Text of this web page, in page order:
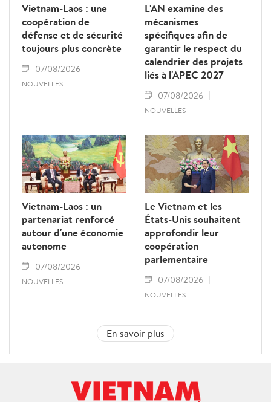
Vietnam-Laos : une
coopération de
défense et de sécurité
toujours plus concrète
07/08/2026
NOUVELLES
L'AN examine des
mécanismes
spécifiques afin de
garantir le respect du
calendrier des projets
liés à l'APEC 2027
07/08/2026
NOUVELLES
Vietnam-Laos : un
partenariat renforcé
autour d'une économie
autonome
07/08/2026
NOUVELLES
Le Vietnam et les
États-Unis souhaitent
approfondir leur
coopération
parlementaire
07/08/2026
NOUVELLES
En savoir plus